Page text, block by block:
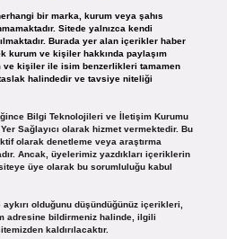
bir marka, kurum veya şahıs
Sitede yalnızca kendi
Burada yer alan içerikler haber
kurum ve kişiler hakkında paylaşım
ve kişiler ile isim benzerlikleri tamamen
halindedir ve tavsiye niteliği
Bilgi Teknolojileri ve İletişim Kurumu
Sağlayıcı olarak hizmet vermektedir. Bu
olarak denetleme veya araştırma
Ancak, üyelerimiz yazdıkları içeriklerin
üye olarak bu sorumluluğu kabul
olduğunu düşündüğünüz içerikleri,
adresine bildirmeniz halinde, ilgili
kaldırılacaktır.